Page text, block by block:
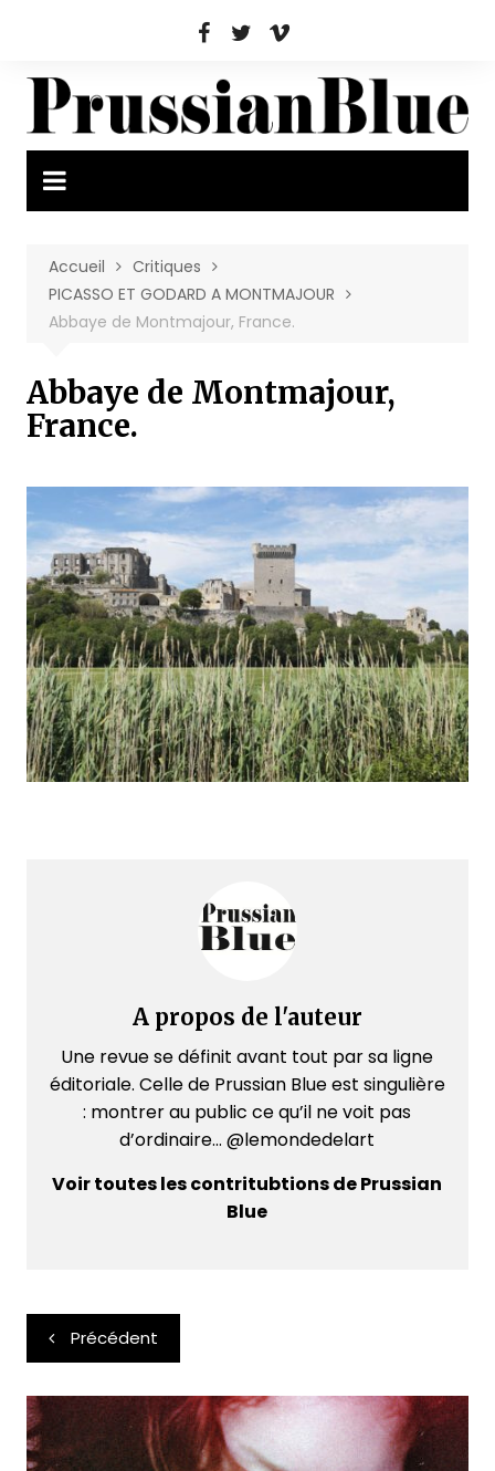
Accueil
Critiques
PICASSO ET GODARD A MONTMAJOUR
Abbaye de Montmajour, France.
Abbaye de Montmajour,
France.
A propos de l'auteur
Une revue se définit avant tout par sa ligne
éditoriale. Celle de Prussian Blue est singulière
: montrer au public ce qu’il ne voit pas
d’ordinaire... @lemondedelart
Voir toutes les contritubtions de Prussian
Blue
Navigation
de
l’article
Précédent